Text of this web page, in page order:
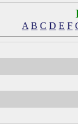
A B C D E F